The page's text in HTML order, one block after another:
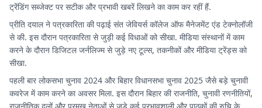
ट्रेंडिंग सब्जेक्ट पर सटीक और प्रभावी खबरें लिखने का काम कर रहीं हैं.
प्रीति दयाल ने पत्रकारिता की पढ़ाई संत जेवियर्स कॉलेज ऑफ मैनेजमेंट एंड टेक्नोलॉजी
से की. इस दौरान पत्रकारिता से जुड़ी कई विधाओं को सीखा. मीडिया संस्थानों में काम
करने के दौरान डिजिटल जर्नलिज्म से जुड़े नए टूल्स, तकनीकों और मीडिया ट्रेंड्स को
सीखा.
पहली बार लोकसभा चुनाव 2024 और बिहार विधानसभा चुनाव 2025 जैसे बड़े चुनावी
कवरेज में काम करने का अवसर मिला. इस दौरान बिहार की राजनीति, चुनावी रणनीतियों,